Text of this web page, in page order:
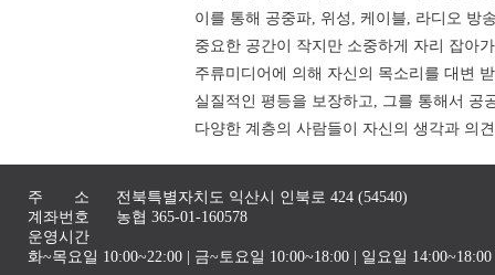
이를 통해 공중파, 위성, 케이블, 라디오 방
중요한 공간이 작지만 소중하게 자리 잡아
주류미디어에 의해 자신의 목소리를 대변
실질적인 평등을 보장하고, 그를 통해서 공
다양한 계층의 사람들이 자신의 생각과 의
주 소
전북특별자치도 익산시 인북로 424 (54540)
계좌번호
농협 365-01-160578
운영시간
화~목요일 10:00~22:00 | 금~토요일 10:00~18:00 | 일요일